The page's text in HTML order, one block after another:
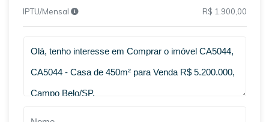
IPTU/Mensal
R$ 1.900,00